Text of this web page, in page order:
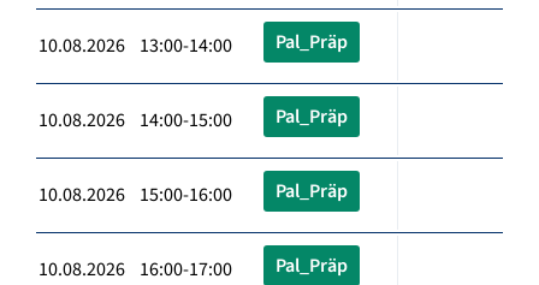
10.08.2026 13:00-14:00 Pal_Präp
10.08.2026 14:00-15:00 Pal_Präp
10.08.2026 15:00-16:00 Pal_Präp
10.08.2026 16:00-17:00 Pal_Präp